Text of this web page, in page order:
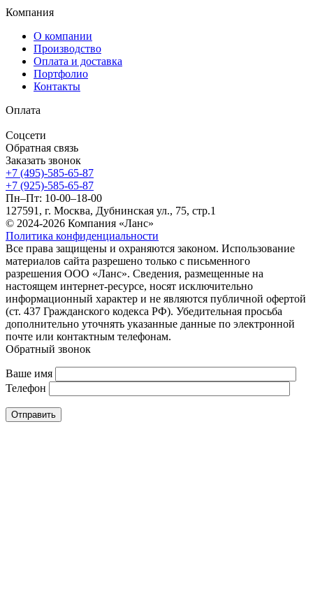
Компания
О компании
Производство
Оплата и доставка
Портфолио
Контакты
Оплата
Соцсети
Обратная связь
Заказать звонок
+7 (495)-585-65-87
+7 (925)-585-65-87
Пн–Пт: 10-00–18-00
127591, г. Москва, Дубнинская ул., 75, стр.1
© 2024-2026 Компания «Ланс»
Политика конфиденциальности
Все права защищены и охраняются законом. Использование
материалов сайта разрешено только с письменного
разрешения ООО «Ланс». Сведения, размещенные на
настоящем интернет-ресурсе, носят исключительно
информационный характер и не являются публичной офертой
(ст. 437 Гражданского кодекса РФ). Убедительная просьба
дополнительно уточнять указанные данные по электронной
почте или контактным телефонам.
Обратный звонок
Ваше имя
Телефон
Отправить